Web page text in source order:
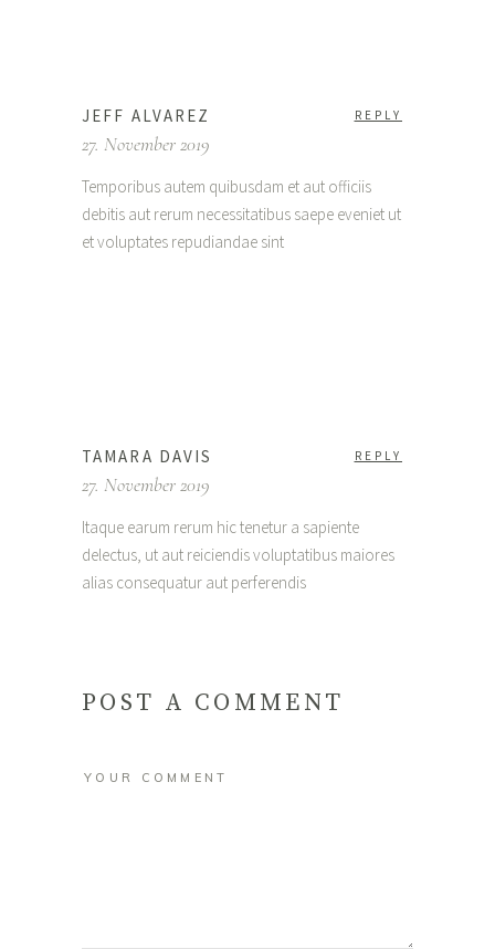
JEFF ALVAREZ REPLY
27. November 2019
Temporibus autem quibusdam et aut officiis
debitis aut rerum necessitatibus saepe eveniet ut
et voluptates repudiandae sint
TAMARA DAVIS REPLY
27. November 2019
Itaque earum rerum hic tenetur a sapiente
delectus, ut aut reiciendis voluptatibus maiores
alias consequatur aut perferendis
POST A COMMENT